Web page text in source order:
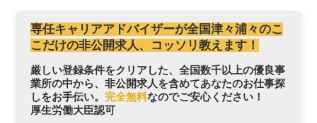
専任キャリアアドバイザーが全国津々浦々のこ
こだけの非公開求人、コッソリ教えます！
厳しい登録条件をクリアした、全国数千以上の優良事
業所の中から、非公開求人を含めてあなたのお仕事探
しをお手伝い。 完全無料なのでご安心ください！
厚生労働大臣認可